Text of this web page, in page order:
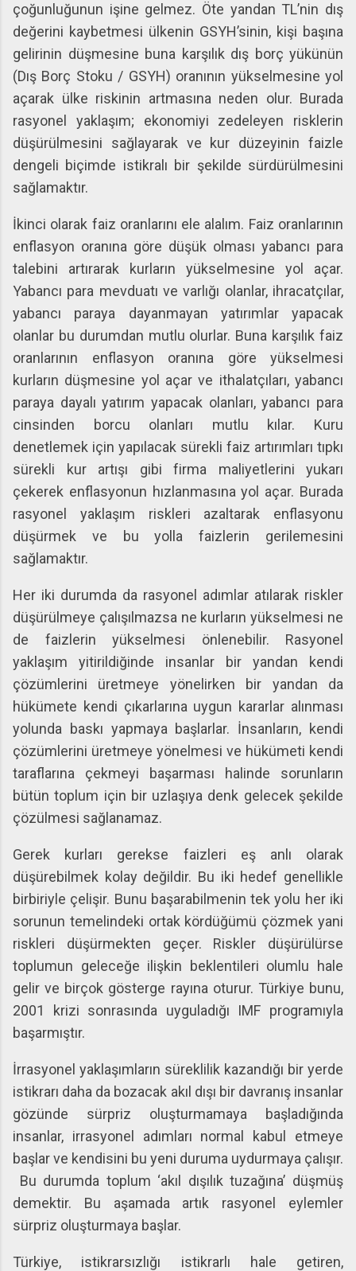
çoğunluğunun işine gelmez. Öte yandan TL’nin dış
değerini kaybetmesi ülkenin GSYH’sinin, kişi başına
gelirinin düşmesine buna karşılık dış borç yükünün
(Dış Borç Stoku / GSYH) oranının yükselmesine yol
açarak ülke riskinin artmasına neden olur. Burada
rasyonel yaklaşım; ekonomiyi zedeleyen risklerin
düşürülmesini sağlayarak ve kur düzeyinin faizle
dengeli biçimde istikralı bir şekilde sürdürülmesini
sağlamaktır.
İkinci olarak faiz oranlarını ele alalım. Faiz oranlarının
enflasyon oranına göre düşük olması yabancı para
talebini artırarak kurların yükselmesine yol açar.
Yabancı para mevduatı ve varlığı olanlar, ihracatçılar,
yabancı paraya dayanmayan yatırımlar yapacak
olanlar bu durumdan mutlu olurlar. Buna karşılık faiz
oranlarının enflasyon oranına göre yükselmesi
kurların düşmesine yol açar ve ithalatçıları, yabancı
paraya dayalı yatırım yapacak olanları, yabancı para
cinsinden borcu olanları mutlu kılar. Kuru
denetlemek için yapılacak sürekli faiz artırımları tıpkı
sürekli kur artışı gibi firma maliyetlerini yukarı
çekerek enflasyonun hızlanmasına yol açar. Burada
rasyonel yaklaşım riskleri azaltarak enflasyonu
düşürmek ve bu yolla faizlerin gerilemesini
sağlamaktır.
Her iki durumda da rasyonel adımlar atılarak riskler
düşürülmeye çalışılmazsa ne kurların yükselmesi ne
de faizlerin yükselmesi önlenebilir. Rasyonel
yaklaşım yitirildiğinde insanlar bir yandan kendi
çözümlerini üretmeye yönelirken bir yandan da
hükümete kendi çıkarlarına uygun kararlar alınması
yolunda baskı yapmaya başlarlar. İnsanların, kendi
çözümlerini üretmeye yönelmesi ve hükümeti kendi
taraflarına çekmeyi başarması halinde sorunların
bütün toplum için bir uzlaşıya denk gelecek şekilde
çözülmesi sağlanamaz.
Gerek kurları gerekse faizleri eş anlı olarak
düşürebilmek kolay değildir. Bu iki hedef genellikle
birbiriyle çelişir. Bunu başarabilmenin tek yolu her iki
sorunun temelindeki ortak kördüğümü çözmek yani
riskleri düşürmekten geçer. Riskler düşürülürse
toplumun geleceğe ilişkin beklentileri olumlu hale
gelir ve birçok gösterge rayına oturur. Türkiye bunu,
2001 krizi sonrasında uyguladığı IMF programıyla
başarmıştır.
İrrasyonel yaklaşımların süreklilik kazandığı bir yerde
istikrarı daha da bozacak akıl dışı bir davranış insanlar
gözünde sürpriz oluşturmamaya başladığında
insanlar, irrasyonel adımları normal kabul etmeye
başlar ve kendisini bu yeni duruma uydurmaya çalışır.
Bu durumda toplum ‘akıl dışılık tuzağına’ düşmüş
demektir. Bu aşamada artık rasyonel eylemler
sürpriz oluşturmaya başlar.
Türkiye, istikrarsızlığı istikrarlı hale getiren,